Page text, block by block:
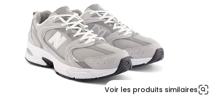
Voir les produits similaires